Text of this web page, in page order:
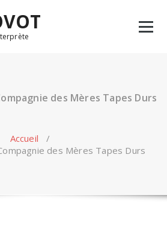
des Mères Tapes Durs
Accueil /
des Mères Tapes Durs